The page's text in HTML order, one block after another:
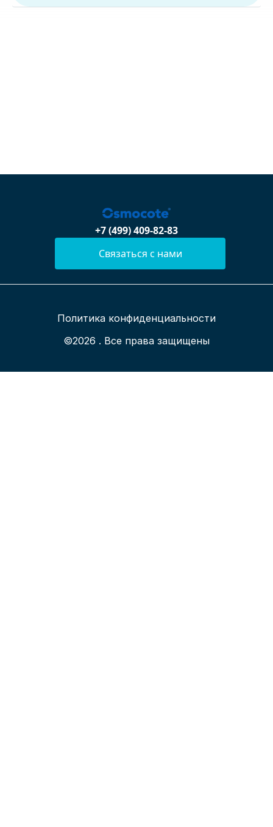
+7 (499) 409-82-83
Связаться с нами
Политика конфиденциальности
©2026 . Все права защищены